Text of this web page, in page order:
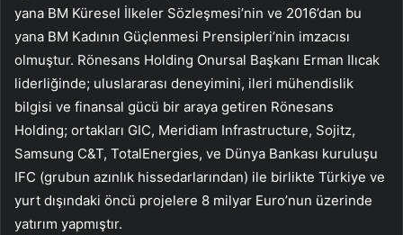
yana BM Küresel İlkeler Sözleşmesi’nin ve 2016’dan bu
yana BM Kadının Güçlenmesi Prensipleri’nin imzacısı
olmuştur. Rönesans Holding Onursal Başkanı Erman Ilıcak
liderliğinde; uluslararası deneyimini, ileri mühendislik
bilgisi ve finansal gücü bir araya getiren Rönesans
Holding; ortakları GIC, Meridiam Infrastructure, Sojitz,
Samsung C&T, TotalEnergies, ve Dünya Bankası kuruluşu
IFC (grubun azınlık hissedarlarından) ile birlikte Türkiye ve
yurt dışındaki öncü projelere 8 milyar Euro’nun üzerinde
yatırım yapmıştır.